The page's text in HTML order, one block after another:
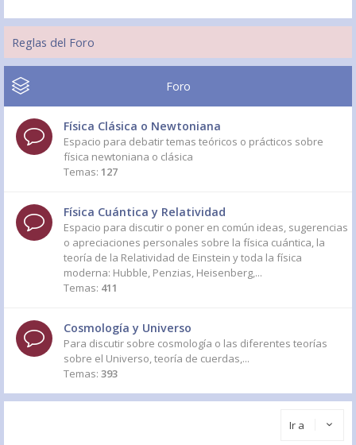
Reglas del Foro
Foro
Física Clásica o Newtoniana
Espacio para debatir temas teóricos o prácticos sobre
física newtoniana o clásica
Temas: 127
Física Cuántica y Relatividad
Espacio para discutir o poner en común ideas, sugerencias
o apreciaciones personales sobre la física cuántica, la
teoría de la Relatividad de Einstein y toda la física
moderna: Hubble, Penzias, Heisenberg,...
Temas: 411
Cosmología y Universo
Para discutir sobre cosmología o las diferentes teorías
sobre el Universo, teoría de cuerdas,...
Temas: 393
Ir a